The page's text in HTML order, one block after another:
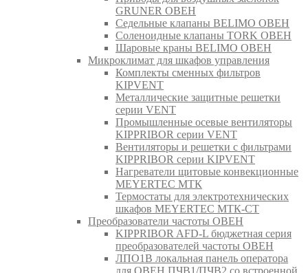
GRUNER ОВЕН
Седельные клапаны BELIMO ОВЕН
Соленоидные клапаны TORK ОВЕН
Шаровые краны BELIMO ОВЕН
Микроклимат для шкафов управления
Комплекты сменных фильтров
KIPVENT
Металлические защитные решетки
серии VENT
Промышленные осевые вентиляторы
KIPPRIBOR серии VENT
Вентиляторы и решетки с фильтрами
KIPPRIBOR серии KIPVENT
Нагреватели щитовые конвекционные
MEYERTEC МТК
Термостаты для электротехнических
шкафов MEYERTEC МТК-СТ
Преобразователи частоты ОВЕН
KIPPRIBOR AFD-L бюджетная серия
преобразователей частоты ОВЕН
ЛПО1В локальная панель оператора
для ОВЕН ПЧВ1/ПЧВ2 со встроенной